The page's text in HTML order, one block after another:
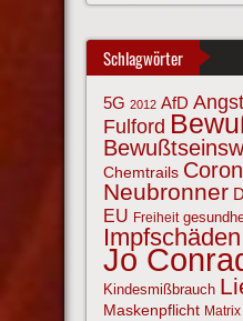
Schlagwörter
5G 2012 AfD Angst
Fulford
Chemtrails
Neubronner
EU Freiheit
Impfschäden
Jo
Kindesmißbrauch
Maskenpflicht Matrix